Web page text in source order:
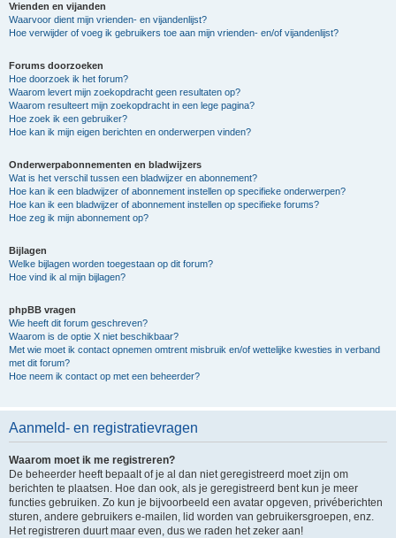
Vrienden en vijanden
Waarvoor dient mijn vrienden- en vijandenlijst?
Hoe verwijder of voeg ik gebruikers toe aan mijn vrienden- en/of vijandenlijst?
Forums doorzoeken
Hoe doorzoek ik het forum?
Waarom levert mijn zoekopdracht geen resultaten op?
Waarom resulteert mijn zoekopdracht in een lege pagina?
Hoe zoek ik een gebruiker?
Hoe kan ik mijn eigen berichten en onderwerpen vinden?
Onderwerpabonnementen en bladwijzers
Wat is het verschil tussen een bladwijzer en abonnement?
Hoe kan ik een bladwijzer of abonnement instellen op specifieke onderwerpen?
Hoe kan ik een bladwijzer of abonnement instellen op specifieke forums?
Hoe zeg ik mijn abonnement op?
Bijlagen
Welke bijlagen worden toegestaan op dit forum?
Hoe vind ik al mijn bijlagen?
phpBB vragen
Wie heeft dit forum geschreven?
Waarom is de optie X niet beschikbaar?
Met wie moet ik contact opnemen omtrent misbruik en/of wettelijke kwesties in verband
met dit forum?
Hoe neem ik contact op met een beheerder?
Aanmeld- en registratievragen
Waarom moet ik me registreren?
De beheerder heeft bepaalt of je al dan niet geregistreerd moet zijn om
berichten te plaatsen. Hoe dan ook, als je geregistreerd bent kun je meer
functies gebruiken. Zo kun je bijvoorbeeld een avatar opgeven, privéberichten
sturen, andere gebruikers e-mailen, lid worden van gebruikersgroepen, enz.
Het registreren duurt maar even, dus we raden het zeker aan!